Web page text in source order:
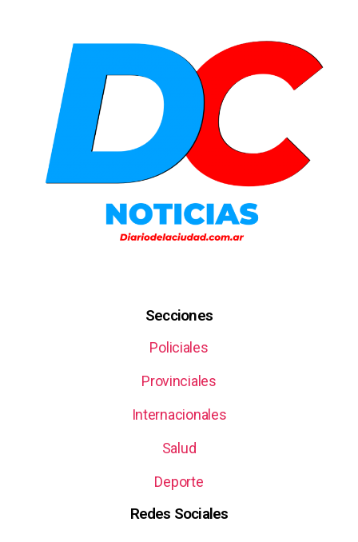
Secciones
Policiales
Provinciales
Internacionales
Salud
Deporte
Redes Sociales